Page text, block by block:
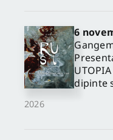
2026
6
dipinte